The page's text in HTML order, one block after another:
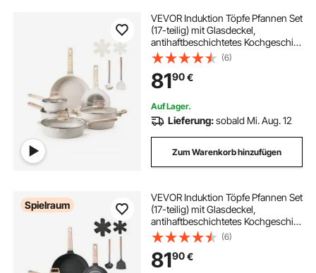
VEVOR Induktion Töpfe Pfannen Set
(17-teilig) mit Glasdeckel,
antihaftbeschichtetes Kochgeschirr,
Induktionskochtöpfe für die Küche
im Wohnmobil zum Braten, Würzen
von Soßen und Kochen (Weiß)
(6)
8190€
Auf Lager.
Lieferung:sobald Mi. Aug. 12
Zum Warenkorb hinzufügen
Spielraum
VEVOR Induktion Töpfe Pfannen Set
(17-teilig) mit Glasdeckel,
antihaftbeschichtetes Kochgeschirr,
Induktionskochtöpfe für die Küche
im Wohnmobil zum Braten, Würzen
von Soßen und Kochen (Schwarz)
(6)
8190€